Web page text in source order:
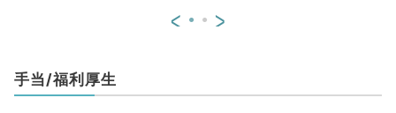
< >
手当/福利厚生